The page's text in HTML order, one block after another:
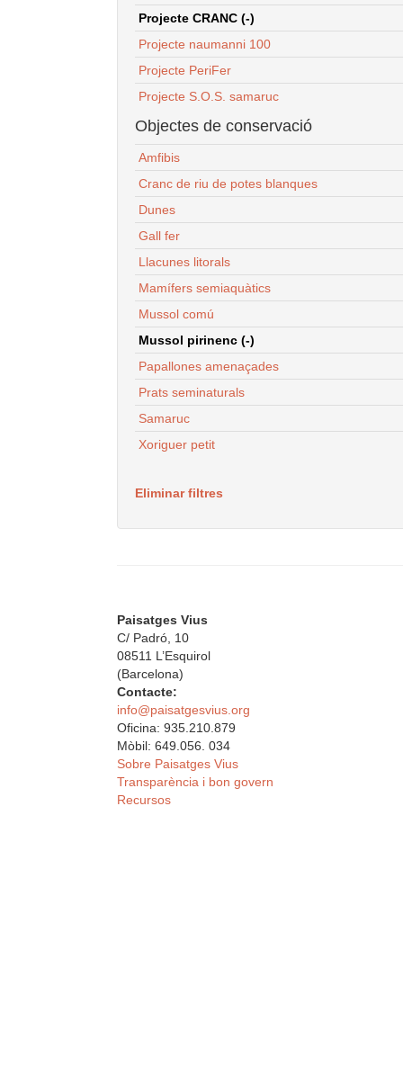
Projecte CRANC (-)
Projecte naumanni 100
Projecte PeriFer
Projecte S.O.S. samaruc
Objectes de conservació
Amfibis
Cranc de riu de potes blanques
Dunes
Gall fer
Llacunes litorals
Mamífers semiaquàtics
Mussol comú
Mussol pirinenc (-)
Papallones amenaçades
Prats seminaturals
Samaruc
Xoriguer petit
Eliminar filtres
Paisatges Vius
C/ Padró, 10
08511 L’Esquirol
(Barcelona)
Contacte:
info@paisatgesvius.org
Oficina: 935.210.879
Mòbil: 649.056. 034
Sobre Paisatges Vius
Transparència i bon govern
Recursos